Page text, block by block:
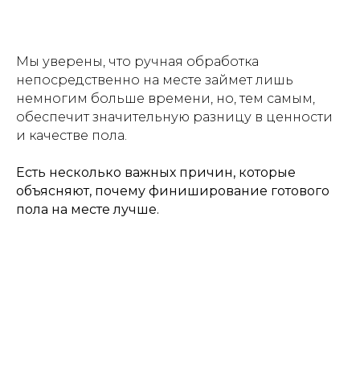
Мы уверены, что ручная обработка
непосредственно на месте займет лишь
немногим больше времени, но, тем самым,
обеспечит значительную разницу в ценности
и качестве пола.
Есть несколько важных причин, которые
объясняют, почему финиширование готового
пола на месте лучше.